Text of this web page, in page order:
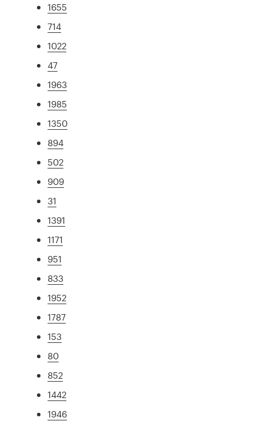
1655
714
1022
47
1963
1985
1350
894
502
909
31
1391
1171
951
833
1952
1787
153
80
852
1442
1946